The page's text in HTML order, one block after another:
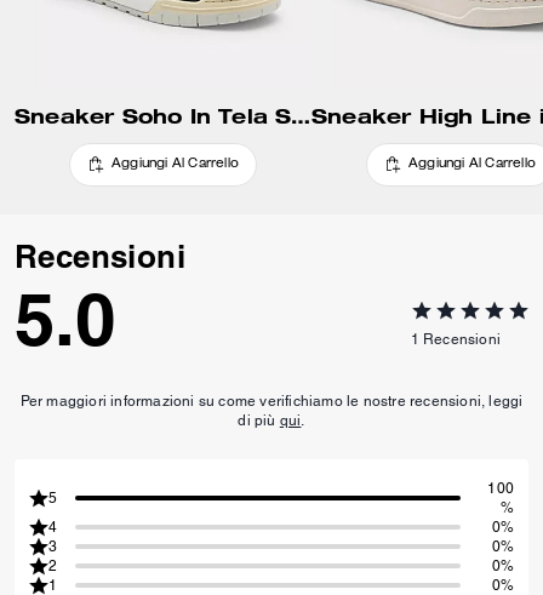
Sneaker Soho In Tela Signature
Aggiungi Al Carrello Aggiungi Al Carrello
Recensioni
5.0 1 Recensioni
Per maggiori informazioni su come verifichiamo le nostre recensioni, leggi
di più qui
5
100
%
4
0%
3
0%
2
0%
1
0%